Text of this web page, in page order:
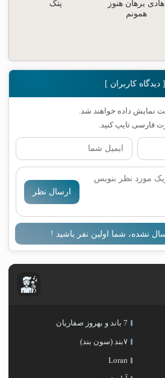
[ دیدگاه کاربران ]
نمایش داده خواهند شد.
فارسی تایپ کنید.
ارسال نظر
نشده، شما اولین نفر باشید !
7 باند و بهروز صفاریان
۷بند (سون بند)
Loran